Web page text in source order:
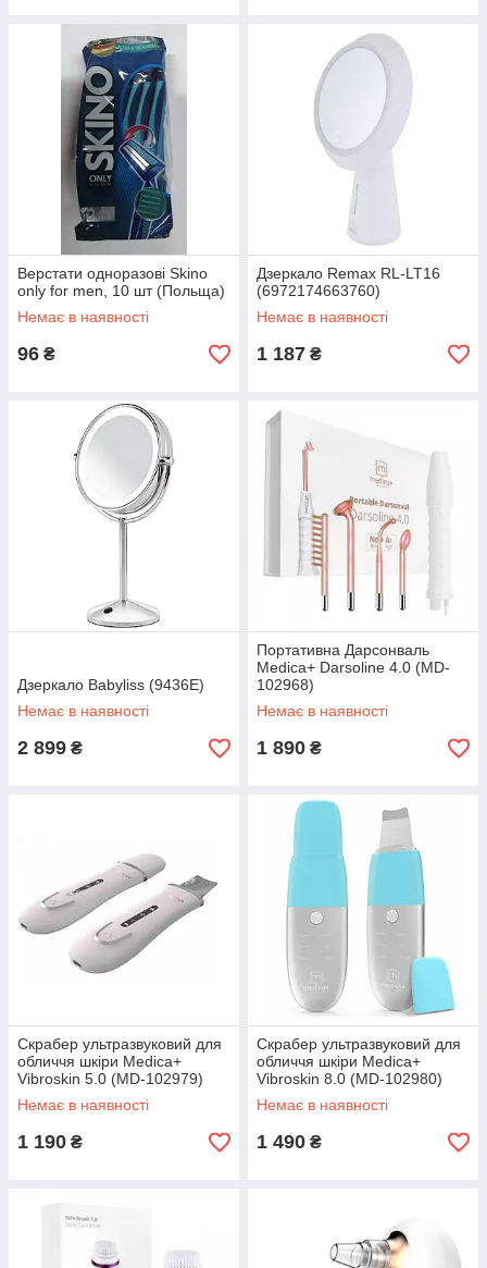
Верстати одноразові Skino
only for men, 10 шт (Польща)
Немає в наявності
96 ₴
Дзеркало Remax RL-LT16
(6972174663760)
Немає в наявності
1 187 ₴
Дзеркало Babyliss (9436E)
Немає в наявності
2 899 ₴
Портативна Дарсонваль
Medica+ Darsoline 4.0 (MD-
102968)
Немає в наявності
1 890 ₴
Скрабер ультразвуковий для
обличчя шкіри Medica+
Vibroskin 5.0 (MD-102979)
Немає в наявності
1 190 ₴
Скрабер ультразвуковий для
обличчя шкіри Medica+
Vibroskin 8.0 (MD-102980)
Немає в наявності
1 490 ₴